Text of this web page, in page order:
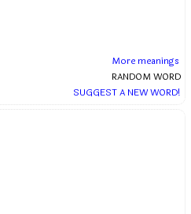
More meanings
RANDOM WORD
SUGGEST A NEW WORD!